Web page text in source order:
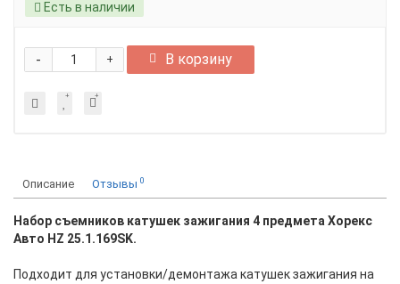
Есть в наличии
+
- В корзину
Описание Отзывы 0
Набор съемников катушек зажигания 4 предмета Хорекс
Авто HZ 25.1.169SK.
Подходит для установки/демонтажа катушек зажигания на